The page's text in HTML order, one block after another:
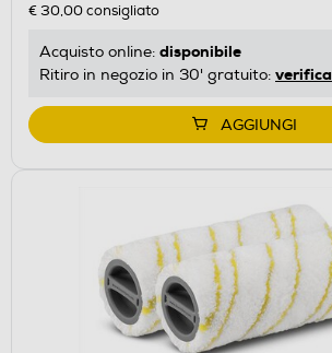
€ 30,00consigliato
Acquisto online: disponibile
Ritiro in negozio in 30' gratuito: verifica
AGGIUNGI